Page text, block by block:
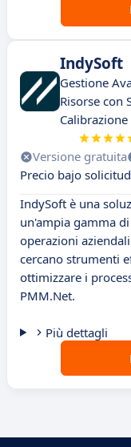
IndySoft
Gestione
Risorse con
Calibrazione
Versione gratuita
Precio bajo solicitud
IndySoft è una
un'ampia gamma
operazioni
cercano strumenti
ottimizzare i
PMM.Net.
Più dettagli